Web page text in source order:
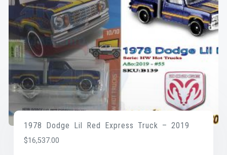
1978 Dodge Lil Red Express Truck – 2019
$16,537.00